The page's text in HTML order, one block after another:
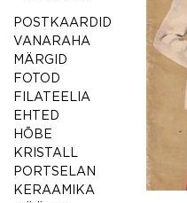
POSTKAARDID
VANARAHA
MÄRGID
FOTOD
FILATEELIA
EHTED
HÕBE
KRISTALL
PORTSELAN
KERAAMIKA